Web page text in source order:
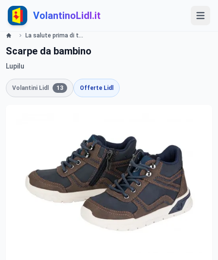
VolantinoLidl.it
La salute prima di tutto! Lidl
Scarpe da bambino
Lupilu
Volantini Lidl 13 Offerte Lidl